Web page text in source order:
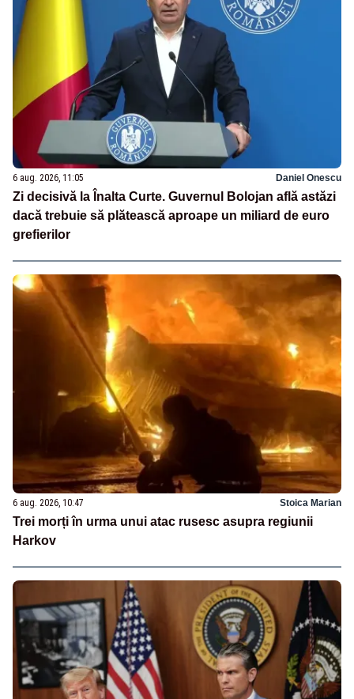
6 aug. 2026, 11:05 Daniel Onescu
Zi decisivă la Înalta Curte. Guvernul Bolojan află astăzi
dacă trebuie să plătească aproape un miliard de euro
grefierilor
6 aug. 2026, 10:47 Stoica Marian
Trei morți în urma unui atac rusesc asupra regiunii
Harkov